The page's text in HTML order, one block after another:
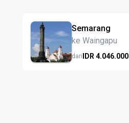
Semarang
ke Waingapu
dariIDR 4.046.000